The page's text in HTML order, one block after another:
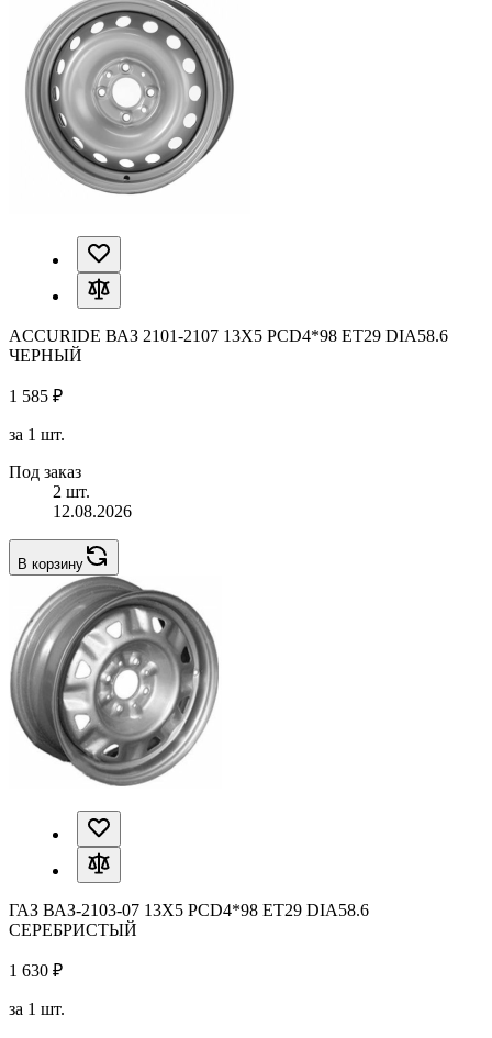
ACCURIDE ВАЗ 2101-2107 13X5 PCD4*98 ET29 DIA58.6
ЧЕРНЫЙ
1 585 ₽
за 1 шт.
Под заказ
2 шт.
12.08.2026
В корзину
ГАЗ ВАЗ-2103-07 13X5 PCD4*98 ET29 DIA58.6
СЕРЕБРИСТЫЙ
1 630 ₽
за 1 шт.